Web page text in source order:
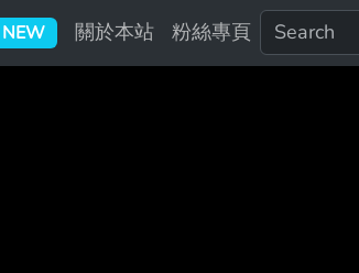
NEW 關於本站 粉絲專頁